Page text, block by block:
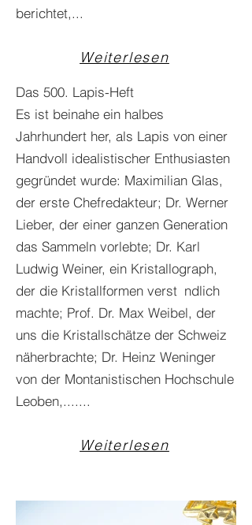
berichtet,...
Weiterlesen
Das 500. Lapis-Heft
Es ist beinahe ein halbes
Jahrhundert her, als Lapis von einer
Handvoll idealistischer Enthusiasten
gegründet wurde: Maximilian Glas,
der erste Chefredakteur; Dr. Werner
Lieber, der einer ganzen Generation
das Sammeln vorlebte; Dr. Karl
Ludwig Weiner, ein Kristallograph,
der die Kristallformen verst ndlich
machte; Prof. Dr. Max Weibel, der
uns die Kristallschätze der Schweiz
näherbrachte; Dr. Heinz Weninger
von der Montanistischen Hochschule
Leoben,.......
Weiterlesen